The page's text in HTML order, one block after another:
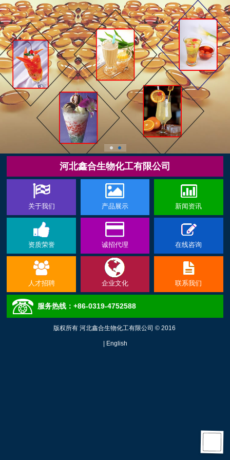
河北鑫合生物化工有限公司
关于我们 产品展示 新闻资讯
资质荣誉 诚招代理 在线咨询
人才招聘 企业文化 联系我们
服务热线：+86-0319-4752588
版权所有 河北鑫合生物化工有限公司 © 2016
| English